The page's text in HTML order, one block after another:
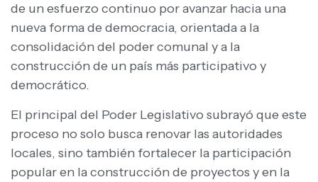
de un esfuerzo continuo por avanzar hacia una
nueva forma de democracia, orientada a la
consolidación del poder comunal y a la
construcción de un país más participativo y
democrático.
El principal del Poder Legislativo subrayó que este
proceso no solo busca renovar las autoridades
locales, sino también fortalecer la participación
popular en la construcción de proyectos y en la